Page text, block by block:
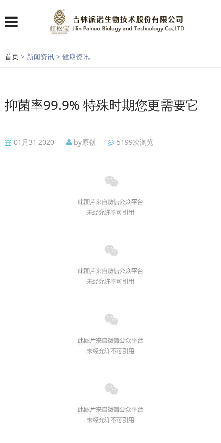
首页 > 新闻资讯 > 健康资讯
抑菌率99.9% 特殊时期您更需要它
01月31 2020 by原创 5199次浏览